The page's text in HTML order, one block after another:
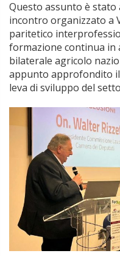
Questo assunto è
incontro organizzato a
paritetico
formazione continua in
bilaterale agricolo
appunto approfondito
leva di sviluppo del